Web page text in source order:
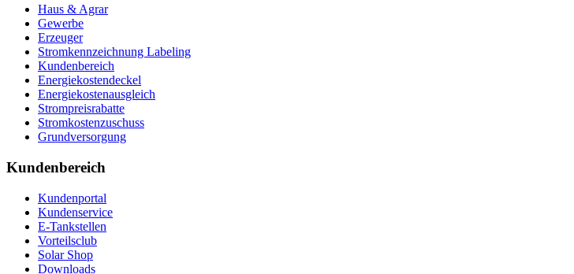
Haus & Agrar
Gewerbe
Erzeuger
Stromkennzeichnung Labeling
Kundenbereich
Energiekostendeckel
Energiekostenausgleich
Strompreisrabatte
Stromkostenzuschuss
Grundversorgung
Kundenbereich
Kundenportal
Kundenservice
E-Tankstellen
Vorteilsclub
Solar Shop
Downloads